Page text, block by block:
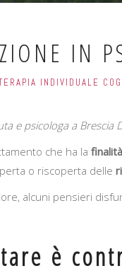
IN
INDIVIDUALE
e psicologa a Brescia
che ha la
o riscoperta delle
alcuni pensieri
è